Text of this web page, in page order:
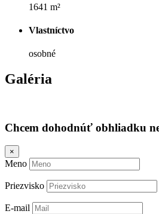
1641 m²
Vlastníctvo
osobné
Galéria
Chcem dohodnúť obhliadku
×
Meno
Priezvisko
E-mail